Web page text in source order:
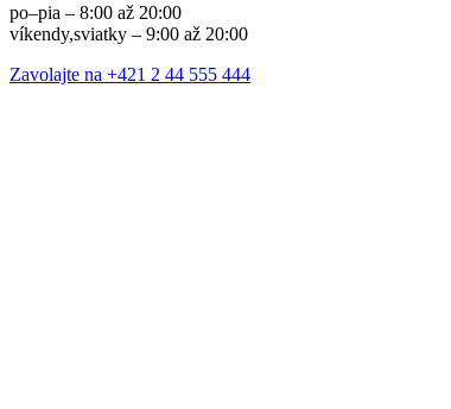
po–pia – 8:00 až 20:00
víkendy,sviatky – 9:00 až 20:00
Zavolajte na +421 2 44 555 444